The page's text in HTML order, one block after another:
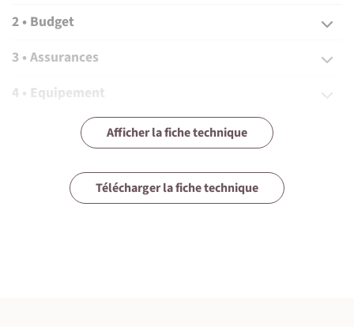
2 • Budget
3 • Assurances
4 • Equipement
5 • Formalités et santéAfficher la fiche technique
Télécharger la fiche technique